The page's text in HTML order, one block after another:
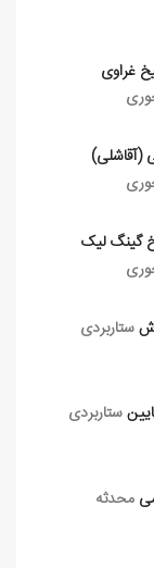
غراوی
(آ‌قاشلی)
گینگ‌ لیک
ستاربردی
ستاربردی
محدثه